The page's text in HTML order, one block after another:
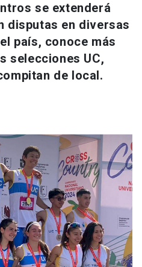
se extenderá
disputas en diversas
país, conoce más
selecciones UC,
de local.